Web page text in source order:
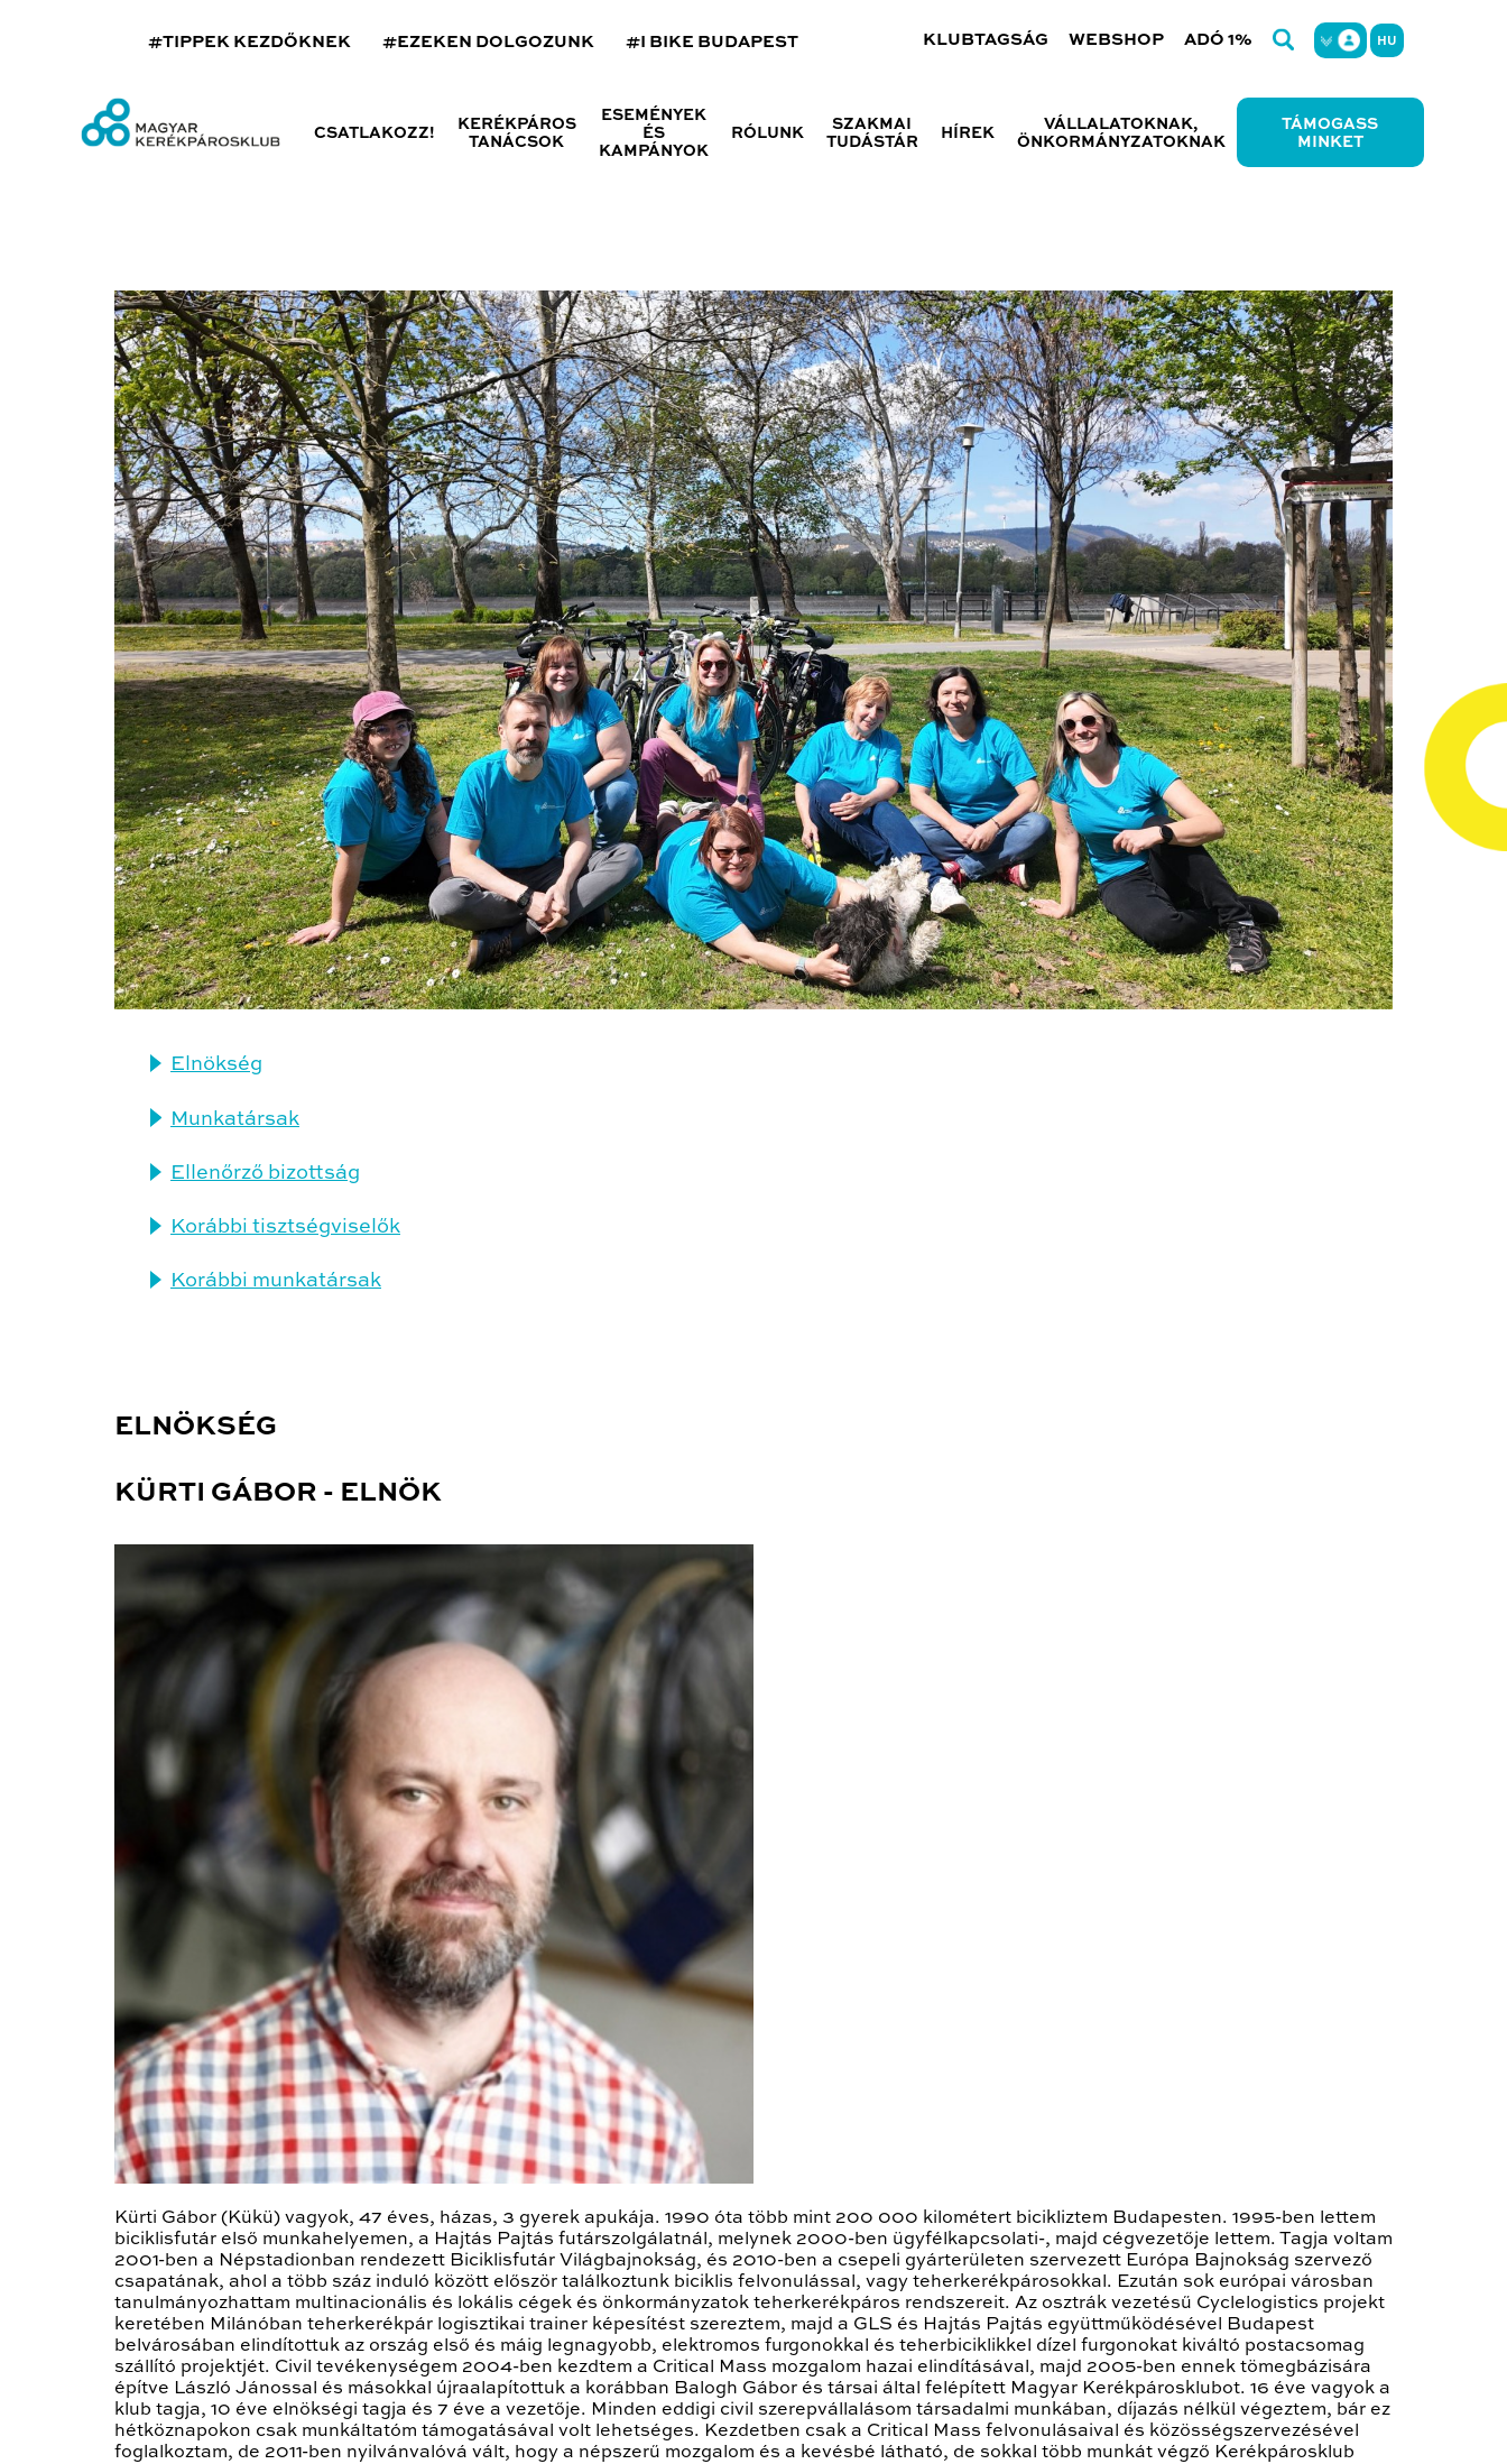
#TIPPEK KEZDŐKNEK #EZEKEN DOLGOZUNK #I BIKE BUDAPEST KLUBTAGSÁG WEBSHOP ADÓ 1% HU
CSATLAKOZZ!
KERÉKPÁROS
TANÁCSOK
ESEMÉNYEK
ÉS
KAMPÁNYOK
RÓLUNK
SZAKMAI
TUDÁSTÁR
HÍREK
VÁLLALATOKNAK,
ÖNKORMÁNYZATOKNAK
TÁMOGASS
MINKET
Elnökség
Munkatársak
Ellenőrző bizottság
Korábbi tisztségviselők
Korábbi munkatársak
ELNÖKSÉG
KÜRTI GÁBOR - ELNÖK
Kürti Gábor (Kükü) vagyok, 47 éves, házas, 3 gyerek apukája. 1990 óta több mint 200 000 kilométert bicikliztem Budapesten. 1995-ben lettem
biciklisfutár első munkahelyemen, a Hajtás Pajtás futárszolgálatnál, melynek 2000-ben ügyfélkapcsolati-, majd cégvezetője lettem. Tagja voltam
2001-ben a Népstadionban rendezett Biciklisfutár Világbajnokság, és 2010-ben a csepeli gyárterületen szervezett Európa Bajnokság szervező
csapatának, ahol a több száz induló között először találkoztunk biciklis felvonulással, vagy teherkerékpárosokkal. Ezután sok európai városban
tanulmányozhattam multinacionális és lokális cégek és önkormányzatok teherkerékpáros rendszereit. Az osztrák vezetésű Cyclelogistics projekt
keretében Milánóban teherkerékpár logisztikai trainer képesítést szereztem, majd a GLS és Hajtás Pajtás együttműködésével Budapest
belvárosában elindítottuk az ország első és máig legnagyobb, elektromos furgonokkal és teherbiciklikkel dízel furgonokat kiváltó postacsomag
szállító projektjét. Civil tevékenységem 2004-ben kezdtem a Critical Mass mozgalom hazai elindításával, majd 2005-ben ennek tömegbázisára
építve László Jánossal és másokkal újraalapítottuk a korábban Balogh Gábor és társai által felépített Magyar Kerékpárosklubot. 16 éve vagyok a
klub tagja, 10 éve elnökségi tagja és 7 éve a vezetője. Minden eddigi civil szerepvállalásom társadalmi munkában, díjazás nélkül végeztem, bár ez
hétköznapokon csak munkáltatóm támogatásával volt lehetséges. Kezdetben csak a Critical Mass felvonulásaival és közösségszervezésével
foglalkoztam, de 2011-ben nyilvánvalóvá vált, hogy a népszerű mozgalom és a kevésbé látható, de sokkal több munkát végző Kerékpárosklub